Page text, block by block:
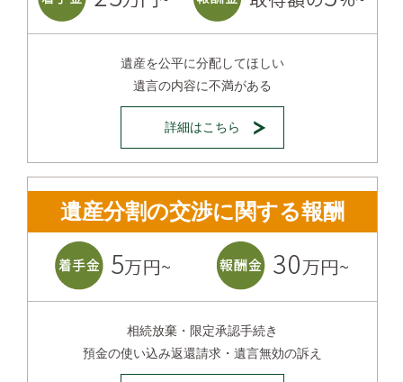
遺産を公平に分配してほしい
遺言の内容に不満がある
詳細はこちら
遺産分割の交渉に関する報酬
相続放棄・限定承認手続き
預金の使い込み返還請求・遺言無効の訴え